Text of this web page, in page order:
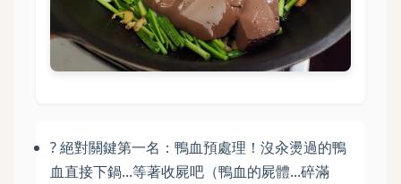
? 絕對關鍵第一名：鴨血預處理！沒汆燙過的鴨
血直接下鍋...等著收屍吧（鴨血的屍體...碎滿